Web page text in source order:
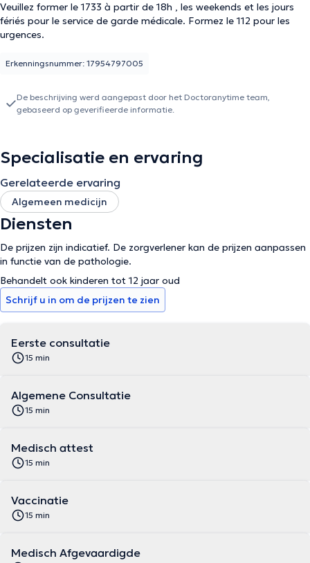
Veuillez former le 1733 à partir de 18h , les weekends et les jours
fériés pour le service de garde médicale. Formez le 112 pour les
urgences.
Erkenningsnummer: 17954797005
De beschrijving werd aangepast door het Doctoranytime team,
gebaseerd op geverifieerde informatie.
Specialisatie en ervaring
Gerelateerde ervaring
Algemeen medicijn
Diensten
De prijzen zijn indicatief. De zorgverlener kan de prijzen aanpassen
in functie van de pathologie.
Behandelt ook kinderen tot 12 jaar oud
Schrijf u in om de prijzen te zien
Eerste consultatie
15 min
Algemene Consultatie
15 min
Medisch attest
15 min
Vaccinatie
15 min
Medisch Afgevaardigde